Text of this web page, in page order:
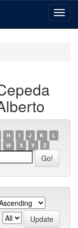
H I J K
L
W X Y Z